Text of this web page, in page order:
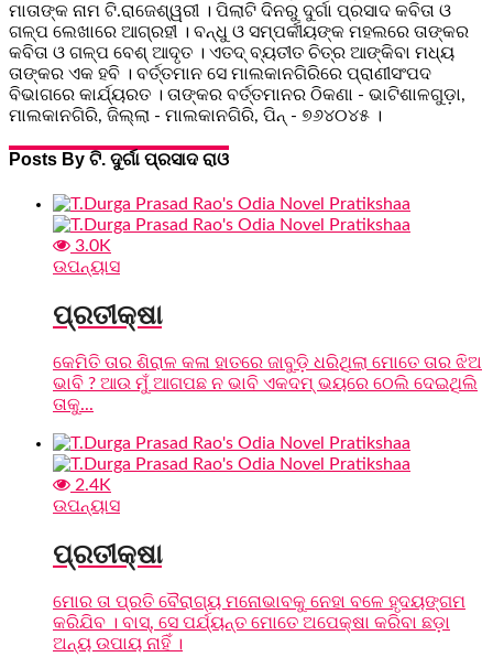
ମାତାଙ୍କ ନାମ ଟି.ରାଜେଶ୍ୱରୀ । ପିଲାଟି ଦିନରୁ ଦୁର୍ଗା ପ୍ରସାଦ କବିତା ଓ
ଗଳ୍ପ ଲେଖାରେ ଆଗ୍ରହୀ । ବନ୍ଧୁ ଓ ସମ୍ପର୍କୀୟଙ୍କ ମହଲରେ ତାଙ୍କର
କବିତା ଓ ଗଳ୍ପ ବେଶ୍ ଆଦୃତ । ଏତଦ୍ ବ୍ୟତୀତ ଚିତ୍ର ଆଙ୍କିବା ମଧ୍ୟ
ତାଙ୍କର ଏକ ହବି । ବର୍ତ୍ତମାନ ସେ ମାଲକାନଗିରିରେ ପ୍ରାଣୀସଂପଦ
ବିଭାଗରେ କାର୍ଯ୍ୟରତ । ତାଙ୍କର ବର୍ତ୍ତମାନର ଠିକଣା - ଭାଟିଶାଳଗୁଡ଼ା,
ମାଲକାନଗିରି, ଜିଲ୍ଲା - ମାଲକାନଗିରି, ପିନ୍ - ୭୬୪୦୪୫ ।
Posts By ଟି. ଦୁର୍ଗା ପ୍ରସାଦ ରାଓ
3.0K
ଉପନ୍ୟାସ
ପ୍ରତୀକ୍ଷା
କେମିତି ତାର ଶିରାଳ କଳା ହାତରେ ଜାବୁଡ଼ି ଧରିଥିଲା ମୋତେ ତାର ଝିଅ
ଭାବି ? ଆଉ ମୁଁ ଆଗପଛ ନ ଭାବି ଏକଦମ୍ ଭୟରେ ଠେଲି ଦେଇଥିଲି
ତାକୁ...
2.4K
ଉପନ୍ୟାସ
ପ୍ରତୀକ୍ଷା
ମୋର ତା ପ୍ରତି ବୈରାଗ୍ୟ ମନୋଭାବକୁ ନେହା ବଳେ ହୃଦୟଙ୍ଗମ
କରିଯିବ । ବାସ୍, ସେ ପର୍ଯ୍ୟନ୍ତ ମୋତେ ଅପେକ୍ଷା କରିବା ଛଡ଼ା
ଅନ୍ୟ ଉପାୟ ନାହିଁ ।